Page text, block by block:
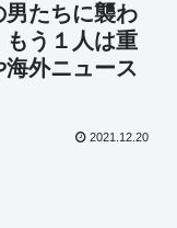
たちに襲わ
う１人は重
外ニュース
2021.12.20